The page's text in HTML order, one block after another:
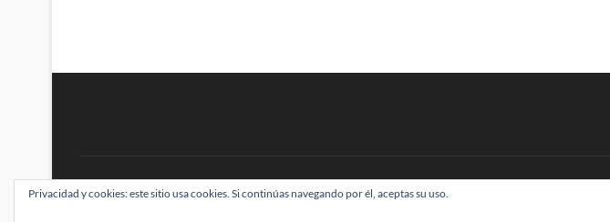
BRAINSTOMPING| Diseñado por:Theme Freesia|WordPress| © Todos los derechos reservados
Privacidad y cookies: este sitio usa cookies. Si continúas navegando por él, aceptas su uso.